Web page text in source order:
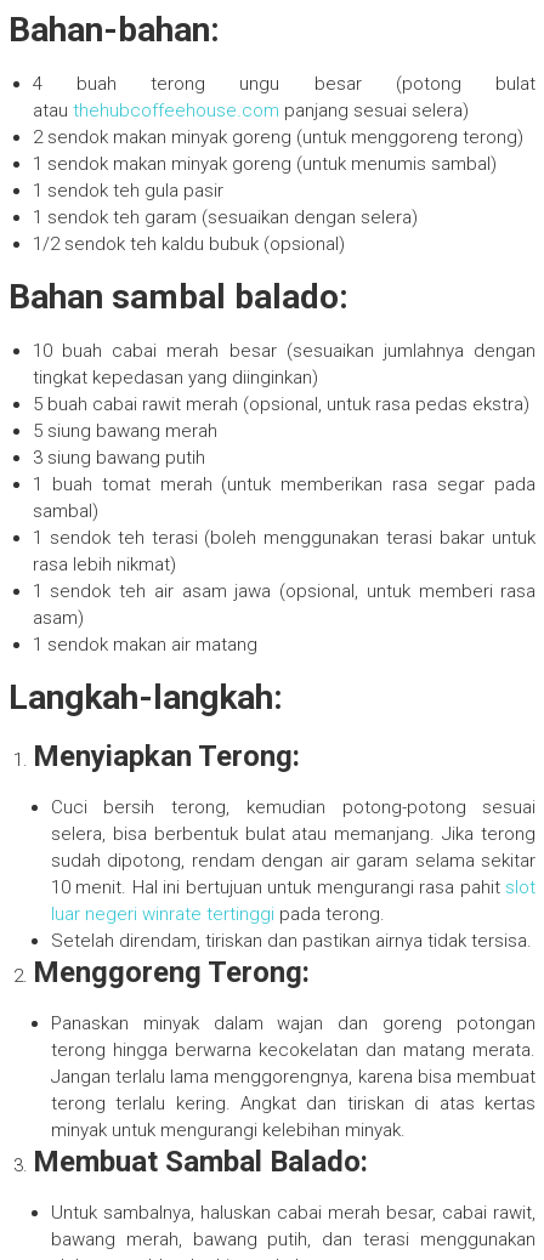
Bahan-bahan:
4 buah terong ungu besar (potong bulat
atau thehubcoffeehouse.com panjang sesuai selera)
2 sendok makan minyak goreng (untuk menggoreng terong)
1 sendok makan minyak goreng (untuk menumis sambal)
1 sendok teh gula pasir
1 sendok teh garam (sesuaikan dengan selera)
1/2 sendok teh kaldu bubuk (opsional)
Bahan sambal balado:
10 buah cabai merah besar (sesuaikan jumlahnya dengan
tingkat kepedasan yang diinginkan)
5 buah cabai rawit merah (opsional, untuk rasa pedas ekstra)
5 siung bawang merah
3 siung bawang putih
1 buah tomat merah (untuk memberikan rasa segar pada
sambal)
1 sendok teh terasi (boleh menggunakan terasi bakar untuk
rasa lebih nikmat)
1 sendok teh air asam jawa (opsional, untuk memberi rasa
asam)
1 sendok makan air matang
Langkah-langkah:
Menyiapkan Terong:
Cuci bersih terong, kemudian potong-potong sesuai
selera, bisa berbentuk bulat atau memanjang. Jika terong
sudah dipotong, rendam dengan air garam selama sekitar
10 menit. Hal ini bertujuan untuk mengurangi rasa pahit slot
luar negeri winrate tertinggipada terong.
Setelah direndam, tiriskan dan pastikan airnya tidak tersisa.
Menggoreng Terong:
Panaskan minyak dalam wajan dan goreng potongan
terong hingga berwarna kecokelatan dan matang merata.
Jangan terlalu lama menggorengnya, karena bisa membuat
terong terlalu kering. Angkat dan tiriskan di atas kertas
minyak untuk mengurangi kelebihan minyak.
Membuat Sambal Balado:
Untuk sambalnya, haluskan cabai merah besar, cabai rawit,
bawang merah, bawang putih, dan terasi menggunakan